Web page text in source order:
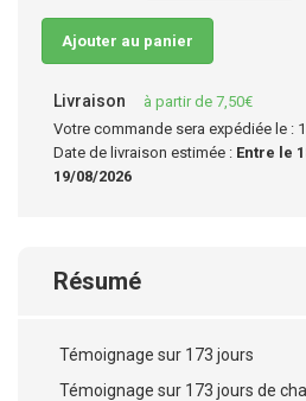
Ajouter au panier
Livraison
à partir de 7,50€
Votre commande sera expédiée le :
Date de livraison estimée : Entre le
19/08/2026
Résumé
Témoignage sur 173 jours
Témoignage sur 173 jours de